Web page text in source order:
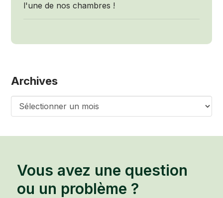
l'une de nos chambres !
Archives
Archives
Vous avez une question
ou un problème ?